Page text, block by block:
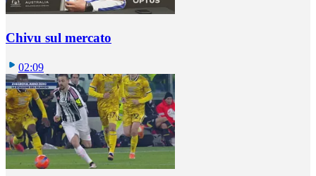
Chivu sul mercato
02:09